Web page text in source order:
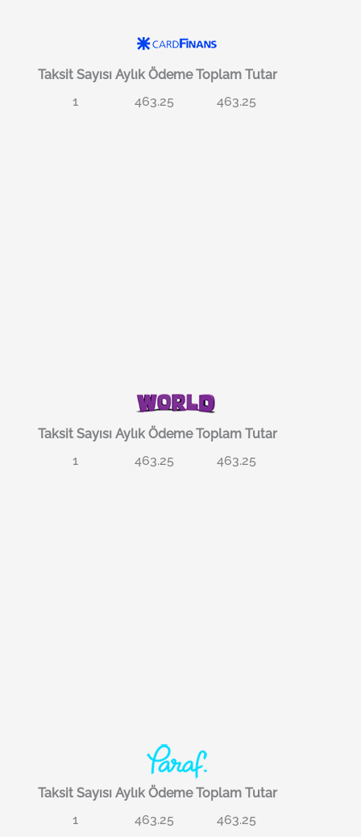
Taksit Sayısı Aylık Ödeme Toplam Tutar
1
463.25 463.25
Taksit Sayısı Aylık Ödeme Toplam Tutar
1
463.25 463.25
Taksit Sayısı Aylık Ödeme Toplam Tutar
1
463.25 463.25